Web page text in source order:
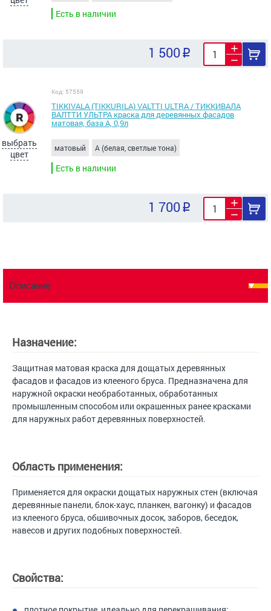
Есть в наличии
1 500
выбрать
цвет
Код: 57559
TIKKIVALA (TIKKURILA) VALTTI ULTRA / ТИККИВАЛА
ВАЛТТИ УЛЬТРА краска для деревянных фасадов
матовая, база A, 0,9л
матовый A (белая, светлые тона)
Есть в наличии
1 700
Описание
Назначение:
Защитная матовая краска для дощатых деревянных
фасадов и фасадов из клееного бруса. Предназначена для
наружной окраски необработанных, обработанных
промышленным способом или окрашенных ранее красками
для наружных работ деревянных поверхностей.
Область применения:
Применяется для окраски дощатых наружных стен (включая
деревянные панели, блок-хаус, планкен, вагонку) и фасадов
из клееного бруса, обшивочных досок, заборов, беседок,
навесов и других подобных поверхностей.
Свойства: